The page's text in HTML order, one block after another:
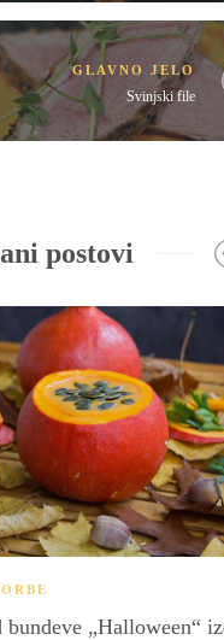
GLAVNO JELO
Svinjski file
postovi
bundeve „Halloween“